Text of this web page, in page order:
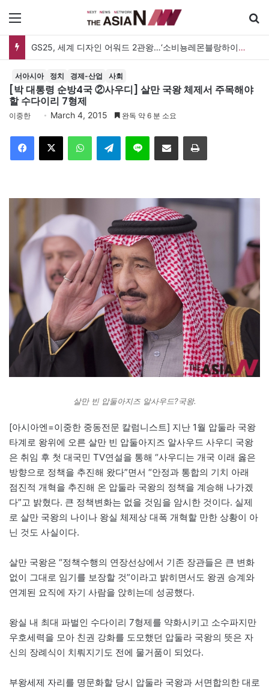
GS25, 세계 디자인 어워드 2관왕…‘소비뇽레몬블랑하이볼’ 디자인 경쟁력 인정
서아시아 정치 경제-산업 사회
[박 대통령 순방4국 ②사우디] 살만 국왕 체제서 주목해야
할 수다이리 7형제
이중한 March 4, 2015 완독 약 6 분 소요
Telegram 이메일
살만 빈 압둘아지즈 알사우드?국왕.
[아시아엔=이중한 중동전문 칼럼니스트] 지난 1월 압둘라 국왕
타계로 왕위에 오른 살만 빈 압둘아지즈 알사우드 사우디 국왕
은 취임 후 첫 대국민 TV연설을 통해 “사우디는 개국 이래 옳은
방향으로 정책을 추진해 왔다”면서 “안정과 통합의 기치 아래
점진적 개혁을 추진해 온 압둘라 국왕의 정책을 계승해 나가겠
다”고 밝혔다. 큰 정책변화는 없을 것임을 암시한 것이다. 실제
로 살만 국왕의 나이나 왕실 체제상 대폭 개혁할 만한 상황이 아
닌 것도 사실이다.
살만 국왕은 “정책수행의 연장선상에서 기존 장관들은 큰 변화
없이 그대로 임기를 보장할 것”이라고 밝히면서도 왕권 승계와
연계된 요직에 자기 사람을 앉히는데 성공했다.
왕실 내 최대 파벌인 수다이리 7형제를 약화시키고 소수파지만
우호세력을 모아 친권 강화를 도모했던 압둘라 국왕의 뜻은 자
신의 장례식이 치뤄지기도 전에 물거품이 되었다.
부왕세제 자리를 명문화할 당시 압둘라 국왕과 서면합의한 대로